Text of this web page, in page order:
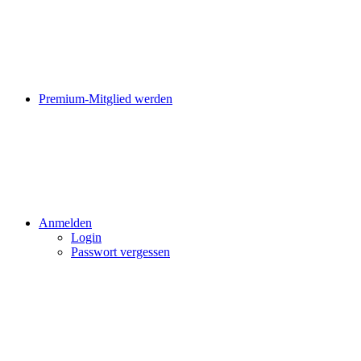
Premium-Mitglied werden
Anmelden
Login
Passwort vergessen